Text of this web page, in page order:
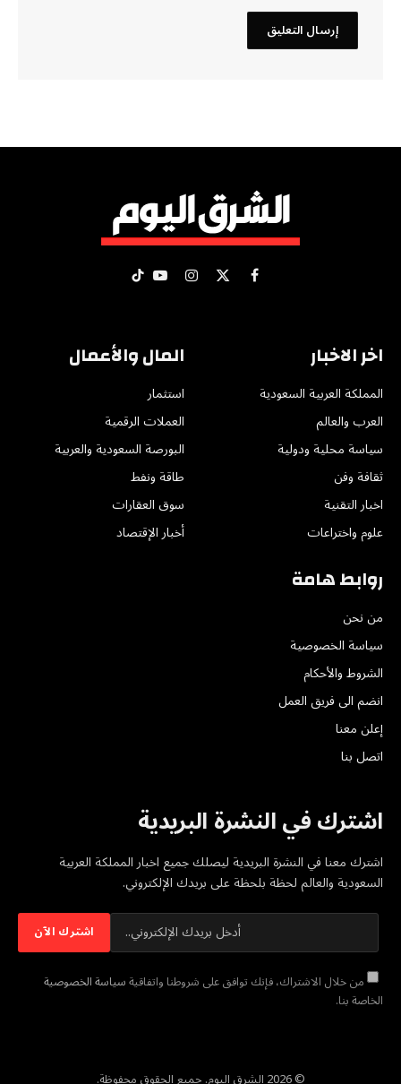
فيسبوك
X الانستغراميوتيوبتيكتوك
اخر الاخبار
المملكة العربية السعودية
العرب والعالم
سياسة محلية ودولية
ثقافة وفن
اخبار التقنية
علوم واختراعات
المال والأعمال
استثمار
العملات الرقمية
البورصة السعودية والعربية
طاقة ونفط
سوق العقارات
أخبار الإقتصاد
روابط هامة
من نحن
سياسة الخصوصية
الشروط والأحكام
انضم الى فريق العمل
إعلن معنا
اتصل بنا
اشترك في النشرة البريدية
اشترك معنا في النشرة البريدية ليصلك جميع اخبار المملكة العربية
السعودية والعالم لحظة بلحظة على بريدك الإلكتروني.
من خلال الاشتراك، فإنك توافق على شروطنا واتفاقيةسياسة الخصوصية
الخاصة بنا.